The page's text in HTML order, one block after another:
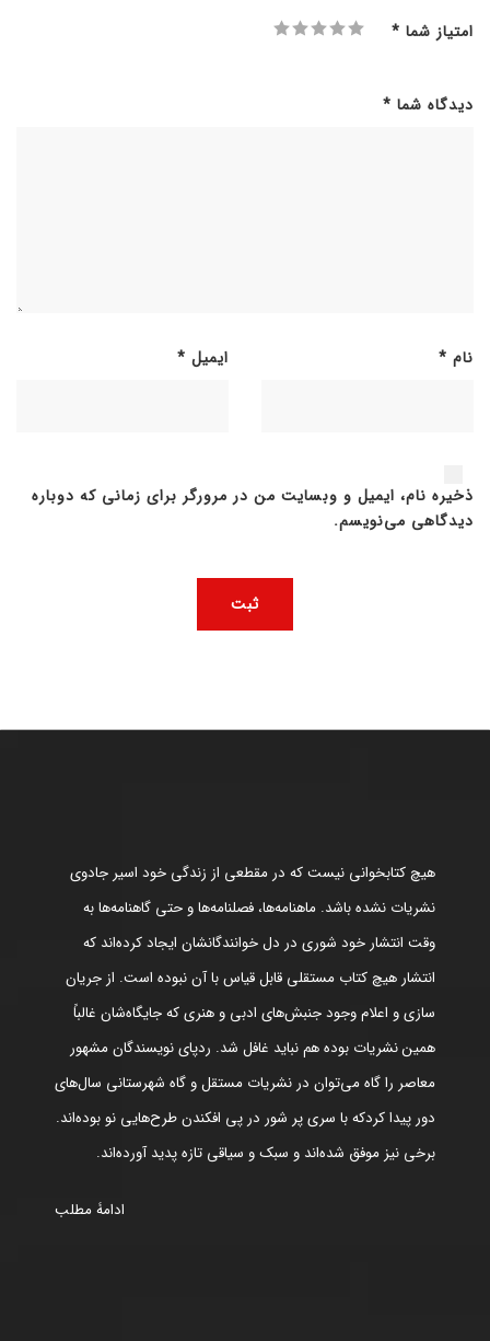
امتیاز شما *
دیدگاه شما *
نام * ایمیل *
ذخیره نام، ایمیل و وبسایت من در مرورگر برای زمانی که دوباره
دیدگاهی می‌نویسم.
هیچ کتابخوانی نیست که در مقطعی از زندگی خود اسیر جادوی
نشریات نشده باشد. ماهنامه‌ها، فصلنامه‌ها و حتی گاهنامه‌ها به
وقت انتشار خود شوری در دل خوانندگانشان ایجاد کرده‌اند که
انتشار هیچ کتاب مستقلی قابل قیاس با آن نبوده است. از جریان
سازی و اعلام وجود جنبش‌های ادبی و هنری که جایگاه‌شان غالباً
همین نشریات بوده هم نباید غافل شد. ردپای نویسندگان مشهور
معاصر را گاه می‌توان در نشریات مستقل و گاه شهرستانی سال‌های
دور پیدا کردکه با سری پر شور در پی افکندن طرح‌هایی نو بوده‌اند.
برخی نیز موفق شده‌اند و سبک و سیاقی تازه پدید آورده‌اند.
ادامۀ مطلب